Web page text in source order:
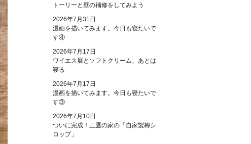
トーリーと壁の補修をしてみよう
2026年7月31日
漫画を描いてみます。今日も寝たいで
す④
2026年7月17日
ワイエス展とソフトクリーム、あとは
寝る
2026年7月17日
漫画を描いてみます。今日も寝たいで
す③
2026年7月10日
ついに完成！三鷹の家の「自家製梅シ
ロップ」